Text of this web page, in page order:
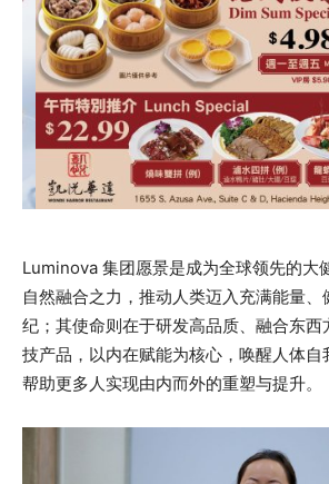
Luminova 集团愿景是成为全球领先的大
自然融合之力，推动人类迈入充满能量
纪；其使命则在于研发高品质、融合东
技产品，以内在赋能为核心，唤醒人体自
帮助更多人实现由内而外的重塑与提升。